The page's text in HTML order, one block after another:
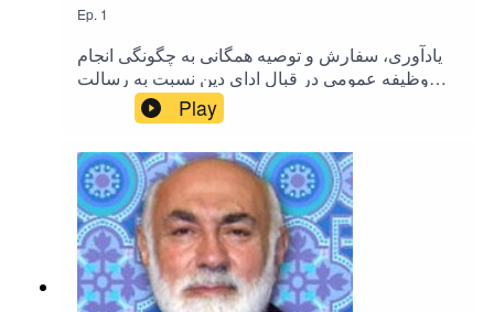
Ep. 1
یادآوری، سفارش و توصیه همگانی به چگونگی انجام
وظیفه عمومی در قبال ادای دین نسبت به رسالت
قرآنی که در این ایام بر دوش همگی ما قرار
دارد. خطبه نماز جمعه مورخهفدهم بهمن ماه هزار و
Play